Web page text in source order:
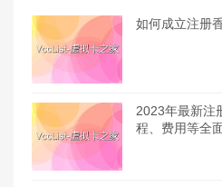
如何成立注册
2023年最新注
程、费用等全